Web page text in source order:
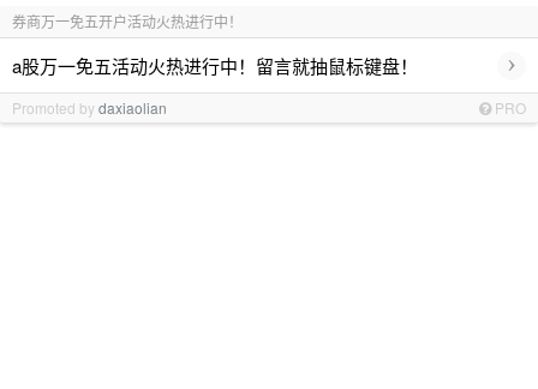
券商万一免五开户活动火热进行中！
a股万一免五活动火热进行中！留言就抽鼠标键盘！ ›
Promoted bydaxiaolian PRO